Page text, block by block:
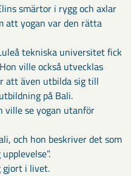
smärtor i rygg och axlar
att yogan var den rätta
tekniska universitet fick
ville också utvecklas
att även utbilda sig till
på Bali.
ville se yogan utanför
och hon beskriver det som
gjort i livet.